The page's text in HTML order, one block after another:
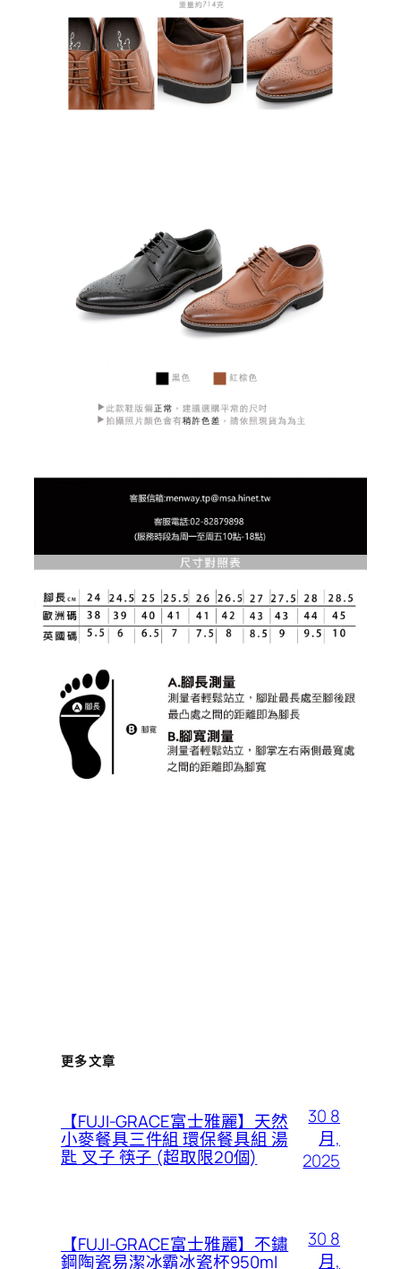
更多文章
【FUJI-GRACE富士雅麗】天然
小麥餐具三件組 環保餐具組 湯
匙 叉子 筷子 (超取限20個)
30 8
月,
2025
【FUJI-GRACE富士雅麗】不鏽
鋼陶瓷易潔冰霸冰瓷杯950ml
30 8
月,